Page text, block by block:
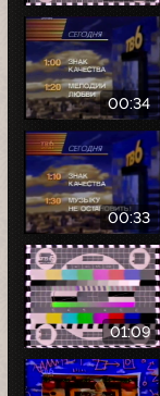
00:34
00:33
01:09